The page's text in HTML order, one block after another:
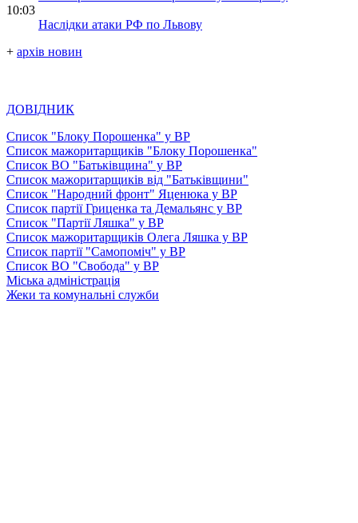
10:03
Наслідки атаки РФ по Львову
+ архів новин
ДОВІДНИК
Список "Блоку Порошенка" у ВР
Список мажоритарщиків "Блоку Порошенка"
Список ВО "Батьківщина" у ВР
Список мажоритарщиків від "Батьківщини"
Список "Народний фронт" Яценюка у ВР
Список партії Гриценка та Демальянс у ВР
Список "Партії Ляшка" у ВР
Список мажоритарщиків Олега Ляшка у ВР
Список партії "Самопоміч" у ВР
Список ВО "Свобода" у ВР
Міська адміністрація
Жеки та комунальні служби